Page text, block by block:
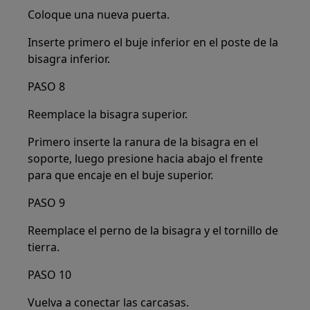
Coloque una nueva puerta.
Inserte primero el buje inferior en el poste de la
bisagra inferior.
PASO 8
Reemplace la bisagra superior.
Primero inserte la ranura de la bisagra en el
soporte, luego presione hacia abajo el frente
para que encaje en el buje superior.
PASO 9
Reemplace el perno de la bisagra y el tornillo de
tierra.
PASO 10
Vuelva a conectar las carcasas.